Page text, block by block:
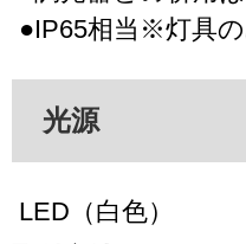
●IP65相当※灯具
光源
LED（白色）